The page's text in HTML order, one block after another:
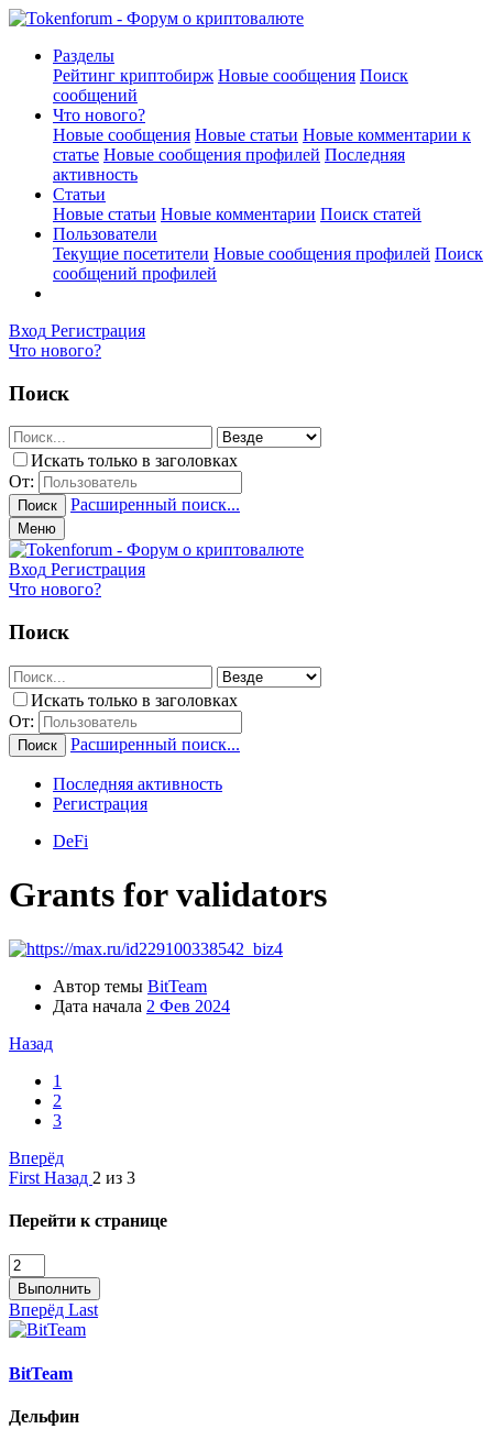
Разделы
Рейтинг криптобирж Новые сообщения Поиск
сообщений
Что нового?
Новые сообщения Новые статьи Новые комментарии к
статье Новые сообщения профилей Последняя
активность
Статьи
Новые статьи Новые комментарии Поиск статей
Пользователи
Текущие посетители Новые сообщения профилей Поиск
сообщений профилей
Вход Регистрация
Что нового?
Поиск
Искать только в заголовках
От:
Поиск Расширенный поиск...
Меню
Вход Регистрация
Что нового?
Поиск
Искать только в заголовках
От:
Поиск Расширенный поиск...
Последняя активность
Регистрация
DeFi
Grants for validators
Автор темы BitTeam
Дата начала 2 Фев 2024
Назад
1
2
3
Вперёд
First Назад 2 из 3
Перейти к странице
Выполнить
Вперёд Last
BitTeam
Дельфин